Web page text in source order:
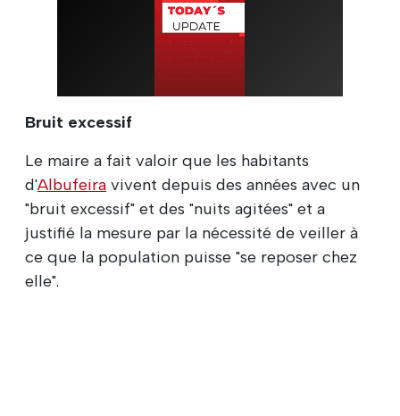
Bruit excessif
Le maire a fait valoir que les habitants
d'Albufeira vivent depuis des années avec un
"bruit excessif" et des "nuits agitées" et a
justifié la mesure par la nécessité de veiller à
ce que la population puisse "se reposer chez
elle".